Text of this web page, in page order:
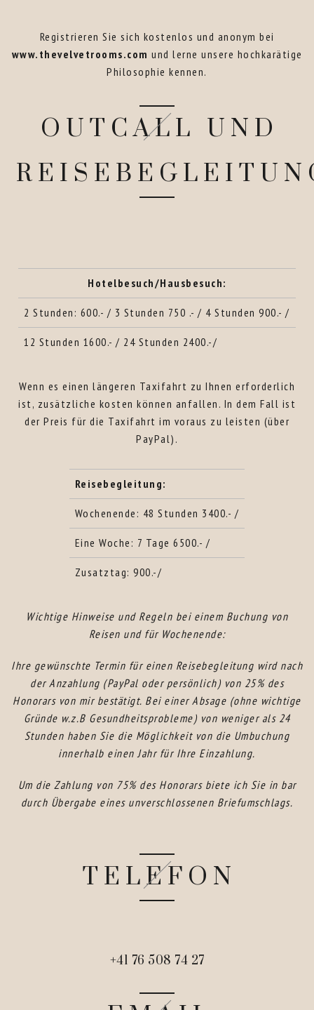
Registrieren Sie sich kostenlos und anonym bei
www.thevelvetrooms.com und lerne unsere hochkarätige
Philosophie kennen.
OUTCALL UND
Hotelbesuch/Hausbesuch:
2 Stunden: 600.- / 3 Stunden 750 .- / 4 Stunden 900.- /
12 Stunden 1600.- / 24 Stunden 2400.-/
Wenn es einen längeren Taxifahrt zu Ihnen erforderlich
ist, zusätzliche kosten können anfallen. In dem Fall ist
der Preis für die Taxifahrt im voraus zu leisten (über
PayPal).
Reisebegleitung:
Wochenende: 48 Stunden 3400.- /
Eine Woche: 7 Tage 6500.- /
Zusatztag: 900.-/
Wichtige Hinweise und Regeln bei einem Buchung von
Reisen und für Wochenende:
Ihre gewünschte Termin für einen Reisebegleitung wird nach
der Anzahlung (PayPal oder persönlich) von 25% des
Honorars von mir bestätigt. Bei einer Absage (ohne wichtige
Gründe w.z.B Gesundheitsprobleme) von weniger als 24
Stunden haben Sie die Möglichkeit von die Umbuchung
innerhalb einen Jahr für Ihre Einzahlung.
Um die Zahlung von 75% des Honorars biete ich Sie in bar
durch Übergabe eines unverschlossenen Briefumschlags.
TELEFON
+41 76 508 74 27